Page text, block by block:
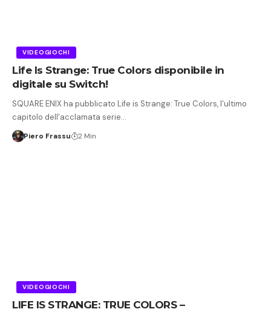
VIDEOGIOCHI
Life Is Strange: True Colors disponibile in
digitale su Switch!
SQUARE ENIX ha pubblicato Life is Strange: True Colors, l'ultimo
capitolo dell'acclamata serie…
Piero Frassu 2 Min
VIDEOGIOCHI
LIFE IS STRANGE: TRUE COLORS –